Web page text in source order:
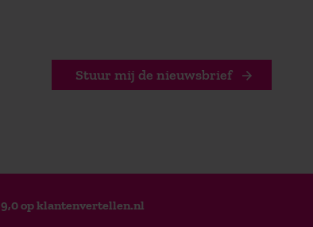
Stuur mij de nieuwsbrief
9,0 op klantenvertellen.nl